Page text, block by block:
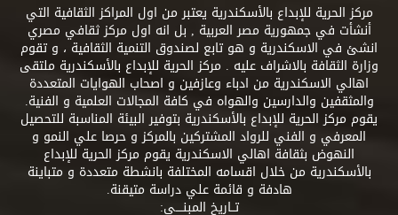
مركز الحرية للإبداع بالأسكندرية يعتبر من اول المراكز الثقافية التي
أنشأت في جمهورية مصر العربية , بل انه اول مركز ثقافي مصري
انشئ في الاسكندرية و هو تابع لصندوق التنمية الثقافية ، و تقوم
وزارة الثقافة بالاشراف عليه . مركز الحرية للإبداع بالأسكندرية ملتقى
اهالي الاسكندرية من ادباء وعازفين و اصحاب الهوايات المتعددة
والمثقفين والدارسين والهواه في كافة المجالات العلمية و الفنية.
يقوم مركز الحرية للإبداع بالأسكندرية بتوفير البيئة المناسبة للتحصيل
المعرفي و الفني للرواد المشتركين بالمركز و حرصا علي النمو و
النهوض بثقافة اهالي الاسكندرية يقوم مركز الحرية للإبداع
بالأسكندرية من خلال اقسامه المختلفة بانشطة متعددة و متباينة
هادفة و قائمة علي دراسة متيقنة.
تــاريخ المبنــــى: